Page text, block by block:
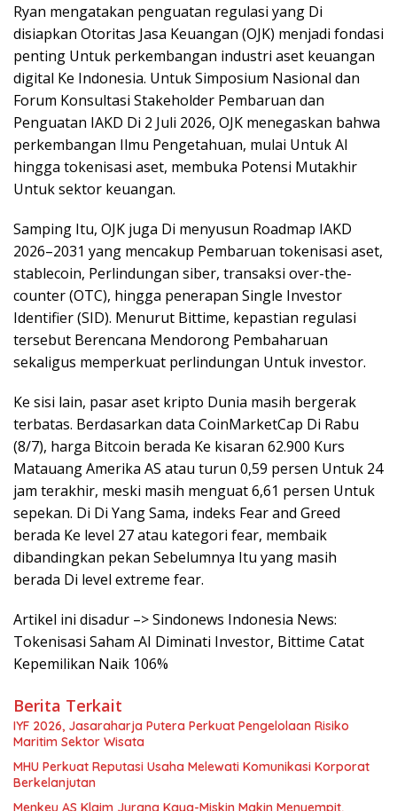
Ryan mengatakan penguatan regulasi yang Di
disiapkan Otoritas Jasa Keuangan (OJK) menjadi fondasi
penting Untuk perkembangan industri aset keuangan
digital Ke Indonesia. Untuk Simposium Nasional dan
Forum Konsultasi Stakeholder Pembaruan dan
Penguatan IAKD Di 2 Juli 2026, OJK menegaskan bahwa
perkembangan Ilmu Pengetahuan, mulai Untuk AI
hingga tokenisasi aset, membuka Potensi Mutakhir
Untuk sektor keuangan.
Samping Itu, OJK juga Di menyusun Roadmap IAKD
2026–2031 yang mencakup Pembaruan tokenisasi aset,
stablecoin, Perlindungan siber, transaksi over-the-
counter (OTC), hingga penerapan Single Investor
Identifier (SID). Menurut Bittime, kepastian regulasi
tersebut Berencana Mendorong Pembaharuan
sekaligus memperkuat perlindungan Untuk investor.
Ke sisi lain, pasar aset kripto Dunia masih bergerak
terbatas. Berdasarkan data CoinMarketCap Di Rabu
(8/7), harga Bitcoin berada Ke kisaran 62.900 Kurs
Matauang Amerika AS atau turun 0,59 persen Untuk 24
jam terakhir, meski masih menguat 6,61 persen Untuk
sepekan. Di Di Yang Sama, indeks Fear and Greed
berada Ke level 27 atau kategori fear, membaik
dibandingkan pekan Sebelumnya Itu yang masih
berada Di level extreme fear.
Artikel ini disadur –> Sindonews Indonesia News:
Tokenisasi Saham AI Diminati Investor, Bittime Catat
Kepemilikan Naik 106%
Berita Terkait
IYF 2026, Jasaraharja Putera Perkuat Pengelolaan Risiko
Maritim Sektor Wisata
MHU Perkuat Reputasi Usaha Melewati Komunikasi Korporat
Berkelanjutan
Menkeu AS Klaim Jurang Kaya-Miskin Makin Menyempit,